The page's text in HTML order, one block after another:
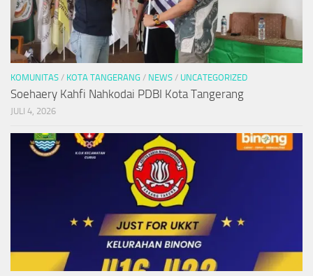
KOMUNITAS / KOTA TANGERANG / NEWS / UNCATEGORIZED
Soehaery Kahfi Nahkodai PDBI Kota Tangerang
JULI 4, 2026